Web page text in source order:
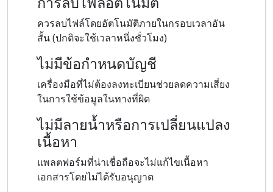
ควรลบไฟล์โดยอัตโนมัติภายในกรอบเวลาอัน
สั้น (ปกติจะใช้เวลาหนึ่งชั่วโมง)
ไม่มีข้อกำหนดบัญชี
เครื่องมือที่ไม่ต้องลงทะเบียนช่วยลดความเสี่ยง
ในการใช้ข้อมูลในทางที่ผิด
ไม่มีลายน้ำหรือการเปลี่ยนแปลง
เนื้อหา
แพลตฟอร์มที่น่าเชื่อถือจะไม่แก้ไขเนื้อหา
เอกสารโดยไม่ได้รับอนุญาต